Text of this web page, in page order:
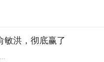
敏洪，彻底赢了
...